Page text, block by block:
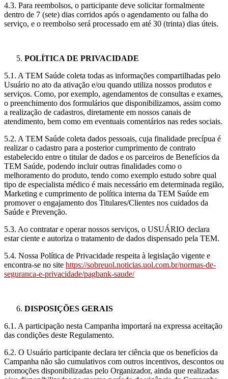
4.3. Para reembolsos, o participante deve solicitar formalmente
dentro de 7 (sete) dias corridos após o agendamento ou falha do
serviço, e o reembolso será processado em até 30 (trinta) dias úteis.
POLÍTICA DE PRIVACIDADE
5.1. A TEM Saúde coleta todas as informações compartilhadas pelo
Usuário no ato da ativação e/ou quando utiliza nossos produtos e
serviços. Como, por exemplo, agendamentos de consultas e exames,
o preenchimento dos formulários que disponibilizamos, assim como
a realização de cadastros, diretamente em nossos canais de
atendimento, bem como em eventuais comentários nas redes sociais.
5.2. A TEM Saúde coleta dados pessoais, cuja finalidade precípua é
realizar o cadastro para a posterior cumprimento de contrato
estabelecido entre o titular de dados e os parceiros de Benefícios da
TEM Saúde, podendo incluir outras finalidades como o
melhoramento do produto, tendo como exemplo estudo sobre qual
tipo de especialista médico é mais necessário em determinada região,
Marketing e cumprimento de política interna da TEM Saúde em
promover o engajamento dos Titulares/Clientes nos cuidados da
Saúde e Prevenção.
5.3. Ao contratar e operar nossos serviços, o USUÁRIO declara
estar ciente e autoriza o tratamento de dados dispensado pela TEM.
5.4. Nossa Política de Privacidade respeita à legislação vigente e
encontra-se no site https://sobreuol.noticias.uol.com.br/normas-de-
seguranca-e-privacidade/pagbank-saude/
DISPOSIÇÕES GERAIS
6.1. A participação nesta Campanha importará na expressa aceitação
das condições deste Regulamento.
6.2. O Usuário participante declara ter ciência que os benefícios da
Campanha não são cumulativos com outros incentivos, descontos ou
promoções disponibilizadas pelo Organizador, ainda que realizadas